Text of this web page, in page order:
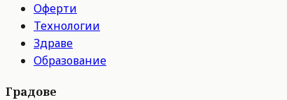
Оферти
Технологии
Здраве
Образование
Градове